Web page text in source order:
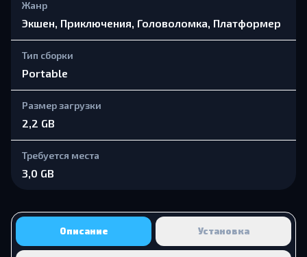
Жанр
Экшен, Приключения, Головоломка, Платформер
Тип сборки
Portable
Размер загрузки
2,2 GB
Требуется места
3,0 GB
Описание Установка